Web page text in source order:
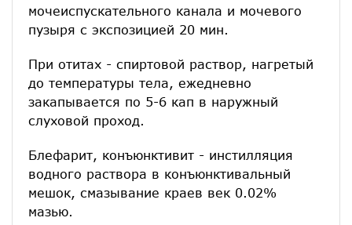
мочеиспускательного канала и мочевого
пузыря с экспозицией 20 мин.
При отитах - спиртовой раствор, нагретый
до температуры тела, ежедневно
закапывается по 5-6 кап в наружный
слуховой проход.
Блефарит, конъюнктивит - инстилляция
водного раствора в конъюнктивальный
мешок, смазывание краев век 0.02%
мазью.